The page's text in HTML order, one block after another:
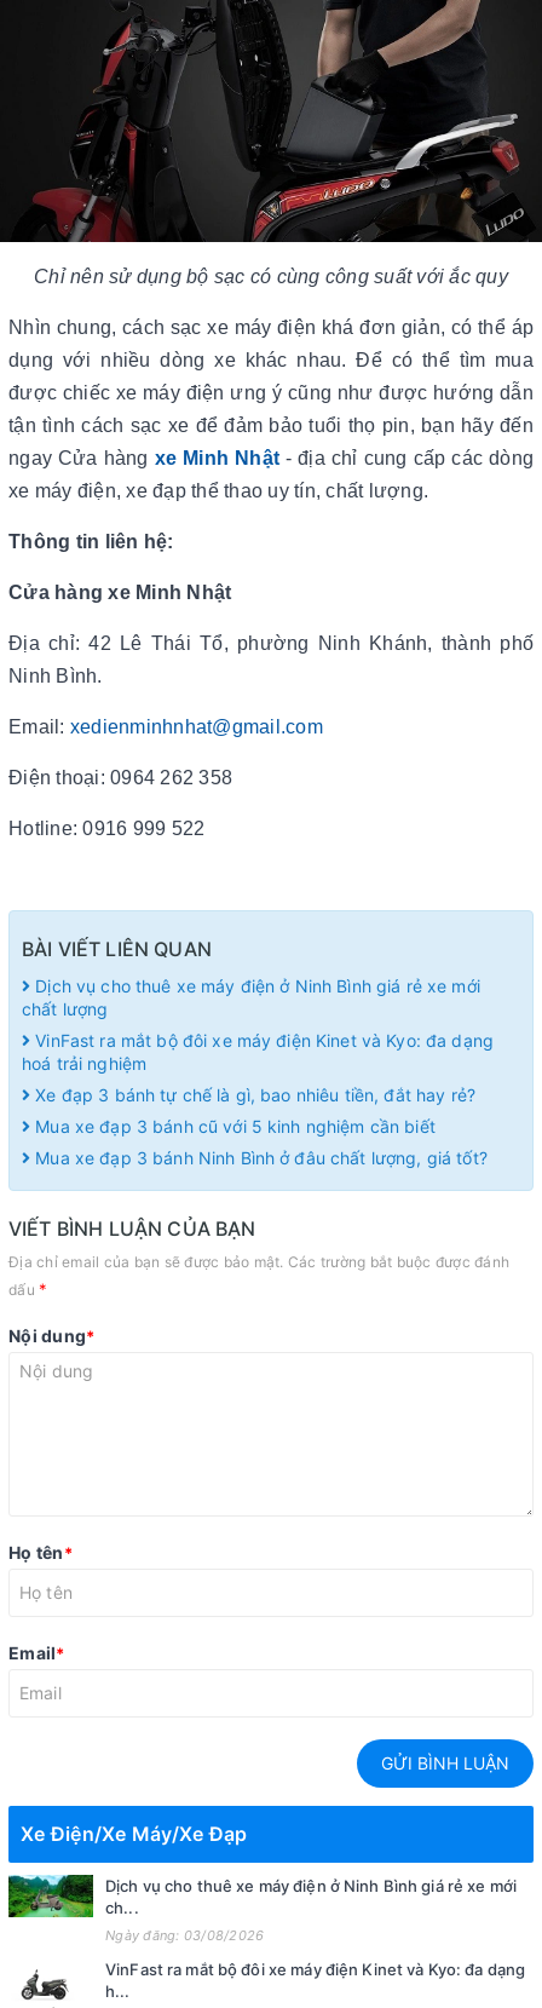
Chỉ nên sử dụng bộ sạc có cùng công suất với ắc quy
Nhìn chung, cách sạc xe máy điện khá đơn giản, có thể áp
dụng với nhiều dòng xe khác nhau. Để có thể tìm mua
được chiếc xe máy điện ưng ý cũng như được hướng dẫn
tận tình cách sạc xe để đảm bảo tuổi thọ pin, bạn hãy đến
ngay Cửa hàng xe Minh Nhật - địa chỉ cung cấp các dòng
xe máy điện, xe đạp thể thao uy tín, chất lượng.
Thông tin liên hệ:
Cửa hàng xe Minh Nhật
Địa chỉ: 42 Lê Thái Tổ, phường Ninh Khánh, thành phố
Ninh Bình.
Email: xedienminhnhat@gmail.com
Điện thoại: 0964 262 358
Hotline: 0916 999 522
BÀI VIẾT LIÊN QUAN
Dịch vụ cho thuê xe máy điện ở Ninh Bình giá rẻ xe mới
chất lượng
VinFast ra mắt bộ đôi xe máy điện Kinet và Kyo: đa dạng
hoá trải nghiệm
Xe đạp 3 bánh tự chế là gì, bao nhiêu tiền, đắt hay rẻ?
Mua xe đạp 3 bánh cũ với 5 kinh nghiệm cần biết
Mua xe đạp 3 bánh Ninh Bình ở đâu chất lượng, giá tốt?
VIẾT BÌNH LUẬN CỦA BẠN
Địa chỉ email của bạn sẽ được bảo mật. Các trường bắt buộc được đánh
dấu *
Nội dung*
Họ tên*
Email*
GỬI BÌNH LUẬN
Xe Điện/Xe Máy/Xe Đạp
Dịch vụ cho thuê xe máy điện ở Ninh Bình giá rẻ xe mới
ch...
Ngày đăng: 03/08/2026
VinFast ra mắt bộ đôi xe máy điện Kinet và Kyo: đa dạng
h...